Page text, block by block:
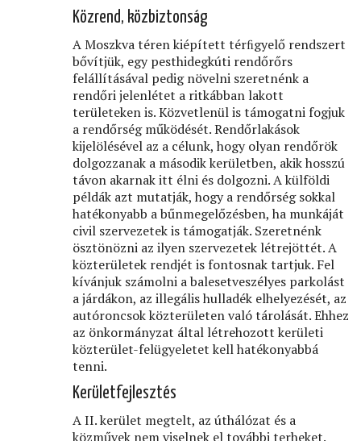
Közrend, közbiztonság
A Moszkva téren kiépített térﬁgyelő rendszert
bővítjük, egy pesthidegkúti rendőrőrs
felállításával pedig növelni szeretnénk a
rendőri jelenlétet a ritkábban lakott
területeken is. Közvetlenül is támogatni fogjuk
a rendőrség működését. Rendőrlakások
kijelölésével az a célunk, hogy olyan rendőrök
dolgozzanak a második kerületben, akik hosszú
távon akarnak itt élni és dolgozni. A külföldi
példák azt mutatják, hogy a rendőrség sokkal
hatékonyabb a bűnmegelőzésben, ha munkáját
civil szervezetek is támogatják. Szeretnénk
ösztönözni az ilyen szervezetek létrejöttét. A
közterületek rendjét is fontosnak tartjuk. Fel
kívánjuk számolni a balesetveszélyes parkolást
a járdákon, az illegális hulladék elhelyezését, az
autóroncsok közterületen való tárolását. Ehhez
az önkormányzat által létrehozott kerületi
közterület-felügyeletet kell hatékonyabbá
tenni.
Kerületfejlesztés
A II. kerület megtelt, az úthálózat és a
közművek nem viselnek el további terheket.